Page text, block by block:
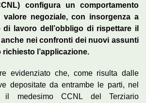
configura un comportamento
negoziale, con insorgenza a
lavoro dell’obbligo di rispettare il
nei confronti dei nuovi assunti
l’applicazione.
evidenziato che, come risulta dalle
depositate da entrambe le parti, nel
medesimo CCNL del Terziario